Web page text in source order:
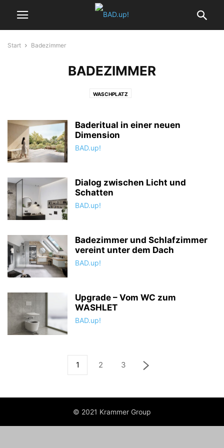
Start Badezimmer
BADEZIMMER
WASCHPLATZ
Baderitual in einer neuen
Dimension
BAD.up!
Dialog zwischen Licht und
Schatten
BAD.up!
Badezimmer und Schlafzimmer
vereint unter dem Dach
BAD.up!
Upgrade – Vom WC zum
WASHLET
BAD.up!
1 2 3
© 2021 Krammer Group